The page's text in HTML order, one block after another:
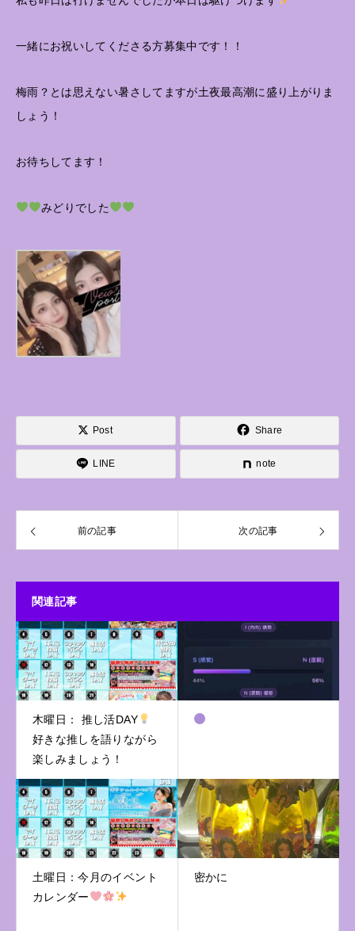
一緒にお祝いしてくださる方募集中です！！
梅雨？とは思えない暑さしてますが土夜最高潮に盛り上がりま
しょう！
お待ちしてます！
みどりでした
Post Share
LINE note
前の記事 次の記事
関連記事
木曜日： 推し活DAY
好きな推しを語りながら
楽しみましょう！
土曜日：今月のイベント
カレンダー
密かに